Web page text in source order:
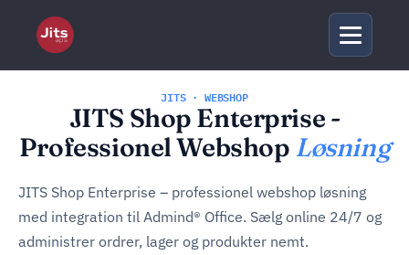
JITS · WEBSHOP
JITS Shop Enterprise -
Professionel Webshop Løsning
JITS Shop Enterprise – professionel webshop løsning
med integration til Admind® Office. Sælg online 24/7 og
administrer ordrer, lager og produkter nemt.